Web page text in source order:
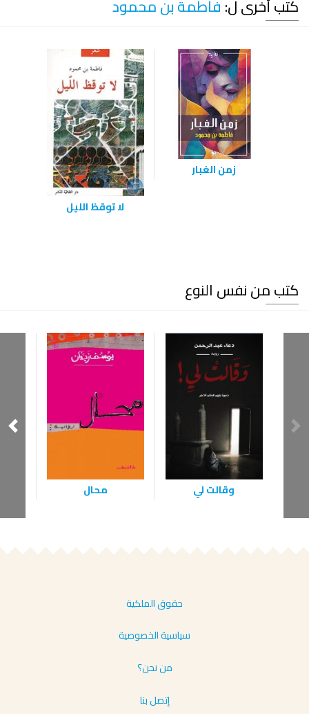
كتب أخرى ل: فاطمة بن محمود
زمن الغبار
لا توقظ الليل
كتب من نفس النوع
وقالت لي محال
حقوق الملكية
سياسية الخصوصية
من نحن؟
إتصل بنا